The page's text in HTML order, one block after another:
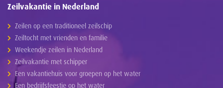
Zeilvakantie in Nederland
Zeilen op een traditioneel zeilschip
Zeiltocht met vrienden en familie
Weekendje zeilen in Nederland
Zeilvakantie met schipper
Een vakantiehuis voor groepen op het water
Een bedrijfsfeestje op het water